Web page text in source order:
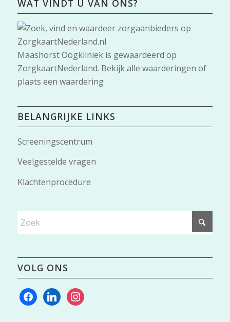
WAT VINDT U VAN ONS?
Maashorst Oogkliniekis gewaardeerd op
ZorgkaartNederland. Bekijk alle waarderingen of
plaats een waardering
BELANGRIJKE LINKS
Screeningscentrum
Veelgestelde vragen
Klachtenprocedure
VOLG ONS
facebooklinkedininstagram